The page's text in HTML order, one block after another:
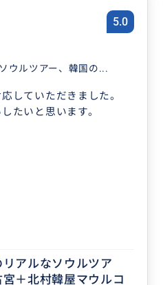
5.0
ウルツアー、韓国の...
していただきました。
たいと思います。
アルなソウルツア
＋北村韓屋マウルコ